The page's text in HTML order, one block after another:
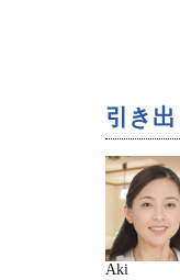
引き
Aki